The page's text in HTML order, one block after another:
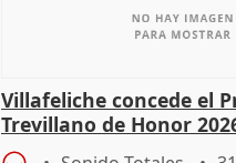
Villafeliche concede el
Trevillano de Honor
periodista Xabier Fortes